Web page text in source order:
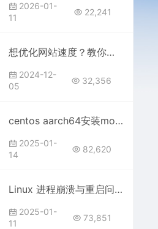
2026-01-
11
22,241
想优化网站速度？教你分析WordPress每个插件的真实加载时间
2024-12-
05
32,356
centos aarch64安装mongodb的问题
2025-01-
14
82,620
Linux 进程崩溃与重启问题及解决方法是什么？
2025-01-
11
73,851